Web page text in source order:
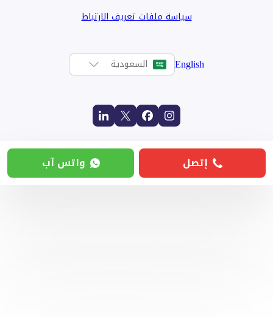
سياسة ملفات تعريف الارتباط
English السعودية
إتصل واتس آب